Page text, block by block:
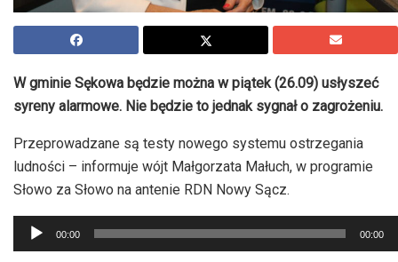
W gminie Sękowa będzie można w piątek (26.09) usłyszeć
syreny alarmowe. Nie będzie to jednak sygnał o zagrożeniu.
Przeprowadzane są testy nowego systemu ostrzegania
ludności – informuje wójt Małgorzata Małuch, w programie
Słowo za Słowo na antenie RDN Nowy Sącz.
Odtwarzacz
plików
00:00 00:00